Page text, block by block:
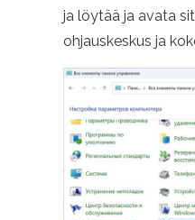
ja löytää ja avata
ohjauskeskus ja